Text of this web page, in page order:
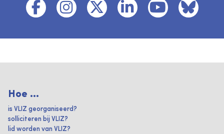
Hoe ...
is VLIZ georganiseerd?
solliciteren bij VLIZ?
lid worden van VLIZ?